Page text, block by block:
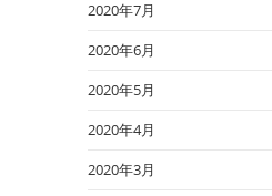
2020年7月
2020年6月
2020年5月
2020年4月
2020年3月